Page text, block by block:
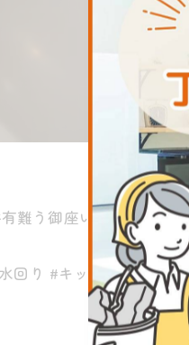
難う御座いました✨🤝
回り #キッチン #inaga